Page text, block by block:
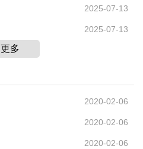
2025-07-13
2025-07-13
更多
2020-02-06
2020-02-06
2020-02-06